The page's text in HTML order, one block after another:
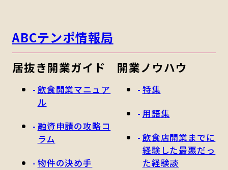
ABCテンポ情報局
居抜き開業ガイド
飲食開業マニュア
ル
融資申請の攻略コ
ラム
物件の決め手
開業ノウハウ
特集
用語集
飲食店開業までに
経験した最悪だっ
た経験談